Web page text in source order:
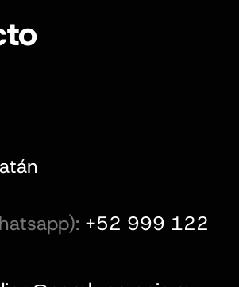
+52 999 122